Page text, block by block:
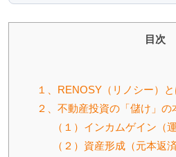
目次
１、RENOSY（リノシー）
２、不動産投資の「儲け」の
（１）インカムゲイン（
（２）資産形成（元本返